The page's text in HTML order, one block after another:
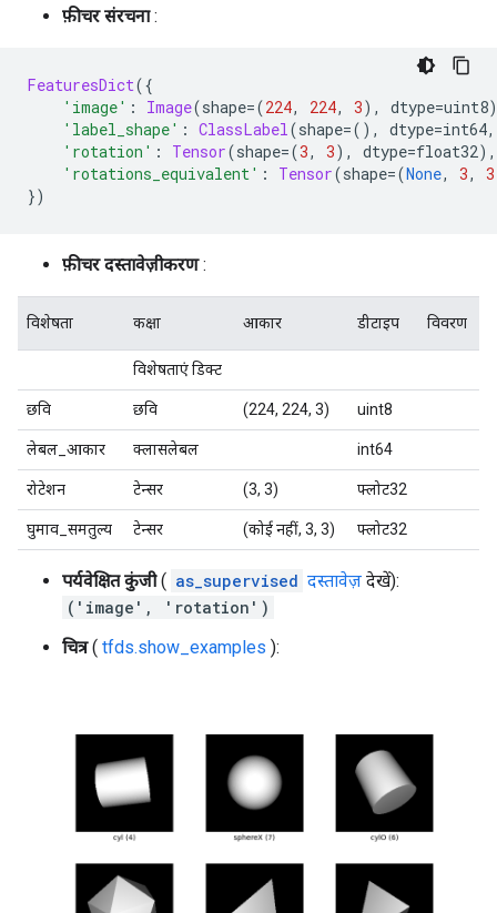
फ़ीचर संरचना:
FeaturesDict({
'image' : Image(shape=(224, 224, 3), dtype=uint8
'label_shape' : ClassLabel(shape=(), dtype=int64,
'rotation' : Tensor(shape=(3, 3), dtype=float32),
'rotations_equivalent' : Tensor(shape=(None, 3, 3
})
फ़ीचर दस्तावेज़ीकरण:
विशेषता कक्षा आकार डीटाइप विवरण
विशेषताएं डिक्ट
छवि छवि (224, 224, 3) uint8
लेबल_आकार क्लासलेबल int64
रोटेशन टेन्सर (3, 3) फ्लोट32
घुमाव_समतुल्य टेन्सर (कोई नहीं, 3, 3) फ्लोट32
पर्यवेक्षित कुंजी( as_supervised दस्तावेज़ देखें):
('image', 'rotation')
चित्र( tfds.show_examples ):